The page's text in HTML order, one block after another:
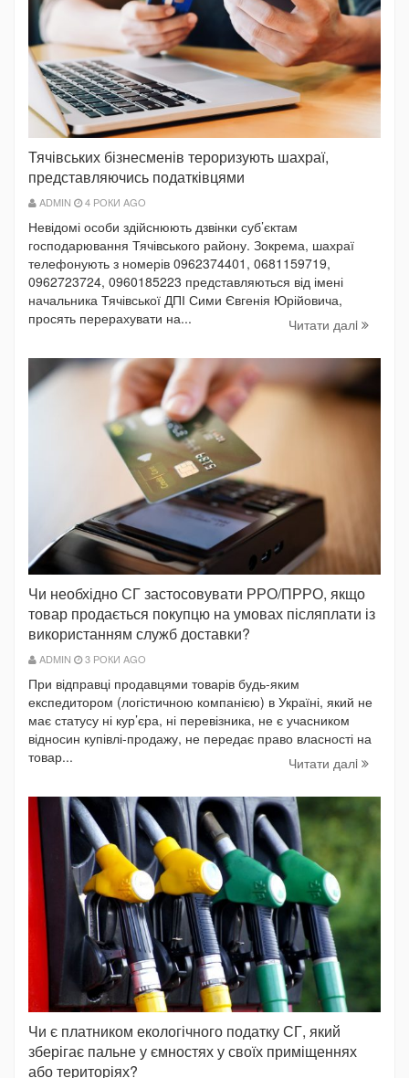
Тячівських бізнесменів тероризують шахраї,
представляючись податківцями
ADMIN 4 РОКИ AGO
Невідомі особи здійснюють дзвінки суб’єктам
господарювання Тячівського району. Зокрема, шахраї
телефонують з номерів 0962374401, 0681159719,
0962723724, 0960185223 представляються від імені
начальника Тячівської ДПІ Сими Євгенія Юрійовича,
просять перерахувати на...
Читати далi
Чи необхідно СГ застосовувати РРО/ПРРО, якщо
товар продається покупцю на умовах післяплати із
використанням служб доставки?
ADMIN 3 РОКИ AGO
При відправці продавцями товарів будь-яким
експедитором (логістичною компанією) в Україні, який не
має статусу ні кур’єра, ні перевізника, не є учасником
відносин купівлі-продажу, не передає право власності на
товар...
Читати далi
Чи є платником екологічного податку СГ, який
зберігає пальне у ємностях у своїх приміщеннях
або територіях?